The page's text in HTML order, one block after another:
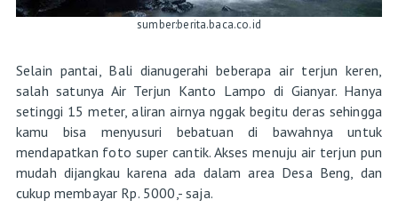
sumber:berita.baca.co.id
Selain pantai, Bali dianugerahi beberapa air terjun keren,
salah satunya Air Terjun Kanto Lampo di Gianyar. Hanya
setinggi 15 meter, aliran airnya nggak begitu deras sehingga
kamu bisa menyusuri bebatuan di bawahnya untuk
mendapatkan foto super cantik. Akses menuju air terjun pun
mudah dijangkau karena ada dalam area Desa Beng, dan
cukup membayar Rp. 5000,- saja.